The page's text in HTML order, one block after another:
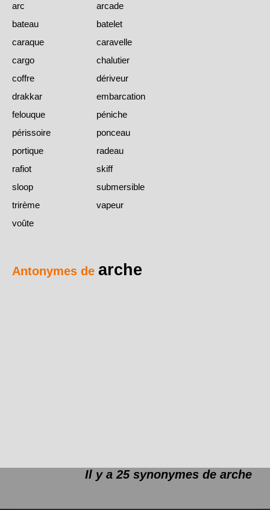
arc
arcade
bateau
batelet
caraque
caravelle
cargo
chalutier
coffre
dériveur
drakkar
embarcation
felouque
péniche
périssoire
ponceau
portique
radeau
rafiot
skiff
sloop
submersible
trirème
vapeur
voûte
Antonymes de arche
Il y a 25 synonymes de arche